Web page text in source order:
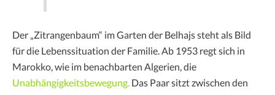
Der „Zitrangenbaum“ im Garten der Belhajs steht als Bild
für die Lebenssituation der Familie. Ab 1953 regt sich in
Marokko, wie im benachbarten Algerien, die
Unabhängigkeitsbewegung. Das Paar sitzt zwischen den